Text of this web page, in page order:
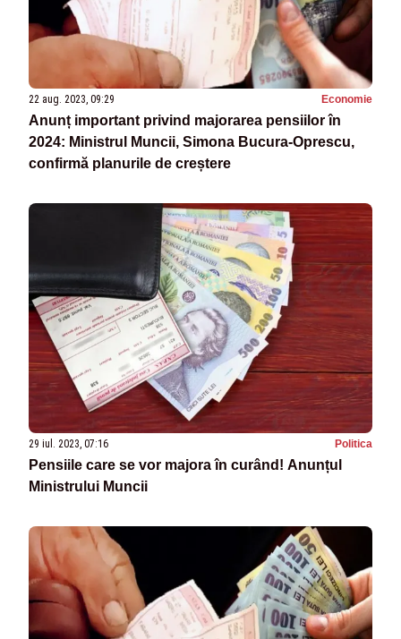
22 aug. 2023, 09:29 Economie
Anunț important privind majorarea pensiilor în
2024: Ministrul Muncii, Simona Bucura-Oprescu,
confirmă planurile de creștere
29 iul. 2023, 07:16 Politica
Pensiile care se vor majora în curând! Anunțul
Ministrului Muncii